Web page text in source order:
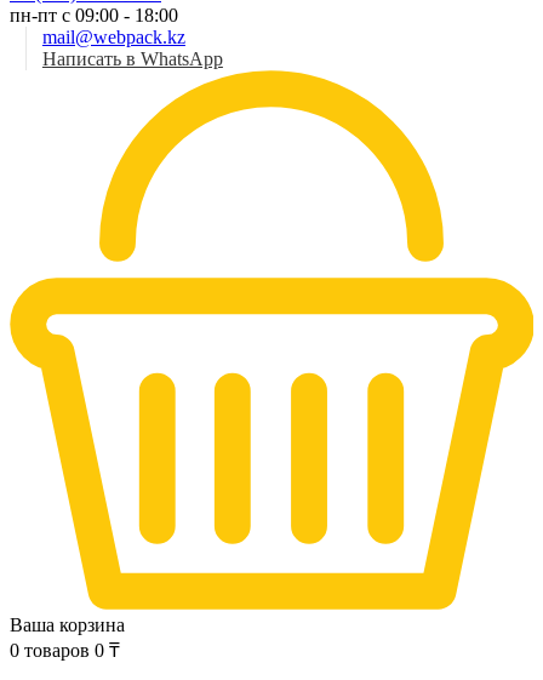
пн-пт с 09:00 - 18:00
mail@webpack.kz
Написать в WhatsApp
Ваша корзина
0 товаров 0 ₸